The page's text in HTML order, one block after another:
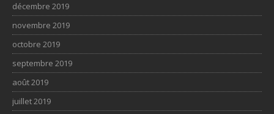
décembre 2019
novembre 2019
octobre 2019
septembre 2019
août 2019
juillet 2019